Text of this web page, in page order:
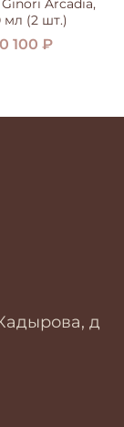
мл (2 шт.)
100 ₽
д